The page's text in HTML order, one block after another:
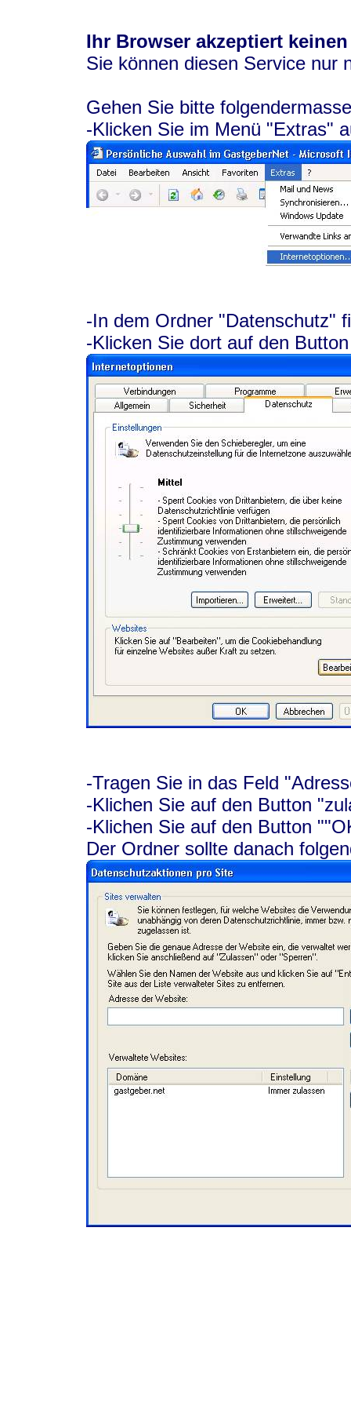
Ihr Browser akzeptiert
Sie können diesen Service nur
Gehen Sie bitte
-Klicken Sie im Menü "Extras"
-In dem Ordner "Datenschutz"
-Klicken Sie dort auf den
-Tragen Sie in das Feld
-Klichen Sie auf den Button
-Klichen Sie auf den Button
Der Ordner sollte danach